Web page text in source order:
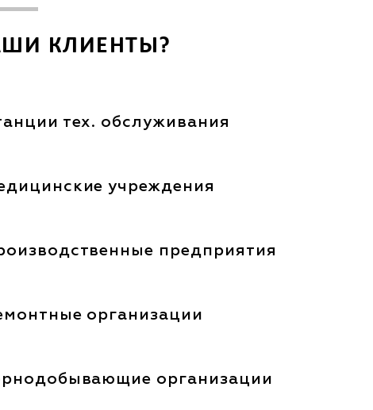
КЛИЕНТЫ?
тех. обслуживания
учреждения
предприятия
организации
организации